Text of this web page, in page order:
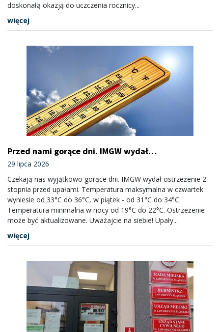
doskonałą okazją do uczczenia rocznicy...
więcej
Przed nami gorące dni. IMGW wydał
ostrzeżenie 2. stopnia przed upałem
29 lipca 2026
Czekają nas wyjątkowo gorące dni. IMGW wydał ostrzeżenie 2.
stopnia przed upałami. Temperatura maksymalna w czwartek
wyniesie od 33°C do 36°C, w piątek - od 31°C do 34°C.
Temperatura minimalna w nocy od 19°C do 22°C. Ostrzeżenie
może być aktualizowane. Uważajcie na siebie! Upały...
więcej